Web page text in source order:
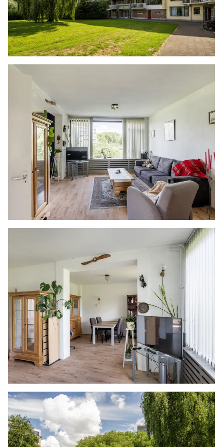
De keuken beschikt over een recht keukenblok
met bovenkasten en diverse apparatuur, zoals
een oven, een vaatwasser, een koelkast, een
vriezer en een gaskookplaat met daarboven een
afzuigkap. Het aanrechtblad loopt door naar de
op de vloer ligt vinyl. De cv-ketel bevindt zich in
een aparte kast en vanuit de keuken is er
toegang tot een extra balkon.
BIJZONDERHEDEN
- Houten kozijnen met dubbel glas
- Kamers zijn voorzien van screens
- Balkon voorzien van zonnescherm
- Elke kamer is voorzien van insectenhorren
- Cv-ketel (2024)
- Openbaar parkeren
- Externe berging met verlichting
- Actieve VvE (bijdrage €207,96 per maand)
- Gelegen op eigen grond
- Bouwjaar 1957
- Energielabel C
- Oplevering in overleg
Woonoppervlakte
De Meetinstructie is gebaseerd op de NEN2580.
De Meetinstructie is bedoeld om een meer
eenduidige manier van meten toe te passen voor
het geven van een indicatie van de
gebruiksoppervlakte. De Meetinstructie sluit
verschillen in meetuitkomsten niet volledig uit,
door bijvoorbeeld interpretatieverschillen,
afrondingen of beperkingen bij het uitvoeren